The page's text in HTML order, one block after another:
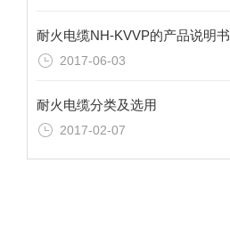
耐火电缆NH-KVVP的产品说明书
2017-06-03
耐火电缆分类及选用
2017-02-07